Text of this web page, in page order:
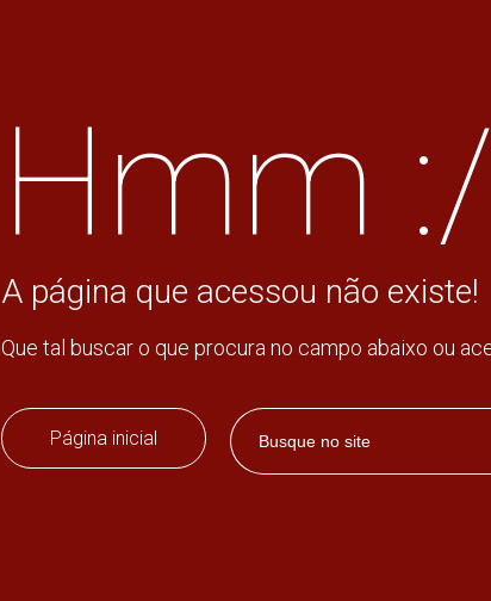
Hmm :/
A página que acessou não existe!
Que tal buscar o que procura no campo abaixo ou
Página inicial